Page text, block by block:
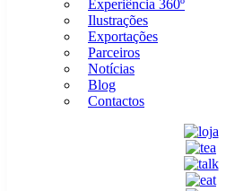
Experiência 360º
Ilustrações
Exportações
Parceiros
Notícias
Blog
Contactos